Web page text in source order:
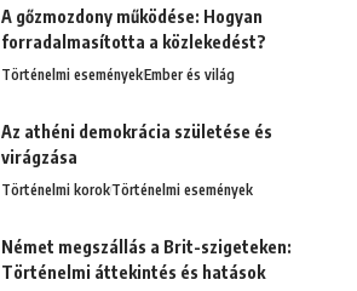
A gőzmozdony működése: Hogyan
forradalmasította a közlekedést?
Történelmi eseményekEmber és világ
Az athéni demokrácia születése és
virágzása
Történelmi korokTörténelmi események
Német megszállás a Brit-szigeteken:
Történelmi áttekintés és hatások